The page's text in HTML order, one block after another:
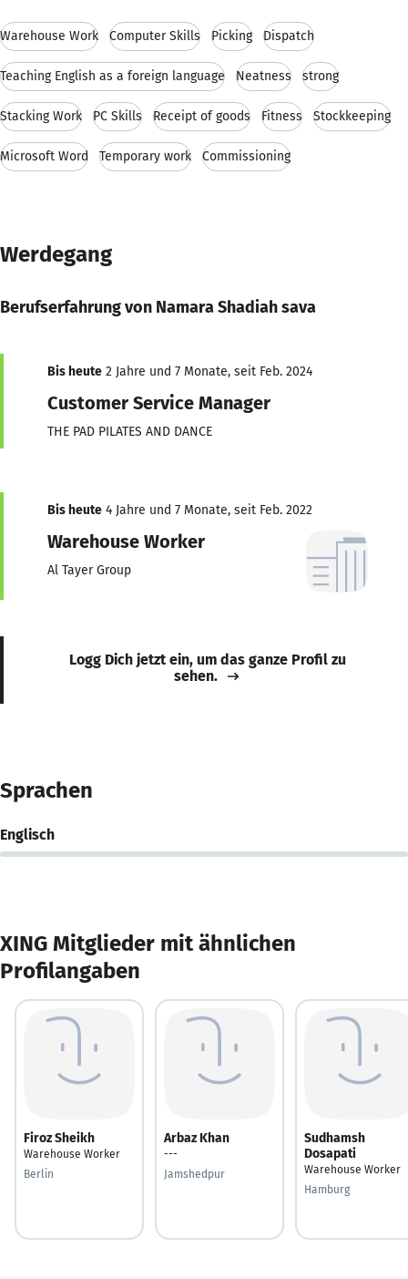
Warehouse Work Computer Skills Picking Dispatch
Teaching English as a foreign language Neatness strong
Stacking Work PC Skills Receipt of goods Fitness Stockkeeping
Microsoft Word Temporary work Commissioning
Werdegang
Berufserfahrung von Namara Shadiah sava
Bis heute 2 Jahre und 7 Monate, seit Feb. 2024
Customer Service Manager
THE PAD PILATES AND DANCE
Bis heute 4 Jahre und 7 Monate, seit Feb. 2022
Warehouse Worker
Al Tayer Group
Logg Dich jetzt ein, um das ganze Profil zu
sehen.
Sprachen
Englisch
XING Mitglieder mit ähnlichen
Profilangaben
Firoz Sheikh
Warehouse Worker
Berlin
Arbaz Khan
---
Jamshedpur
Sudhamsh
Dosapati
Warehouse Worker
Hamburg